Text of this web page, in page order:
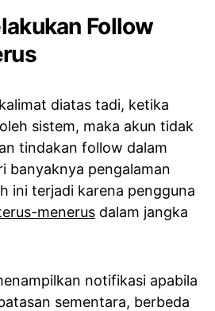
Follow
diatas tadi, ketika
sistem, maka akun tidak
tindakan follow dalam
banyaknya pengalaman
ini terjadi karena pengguna
menerus dalam jangka
notifikasi apabila
sementara, berbeda